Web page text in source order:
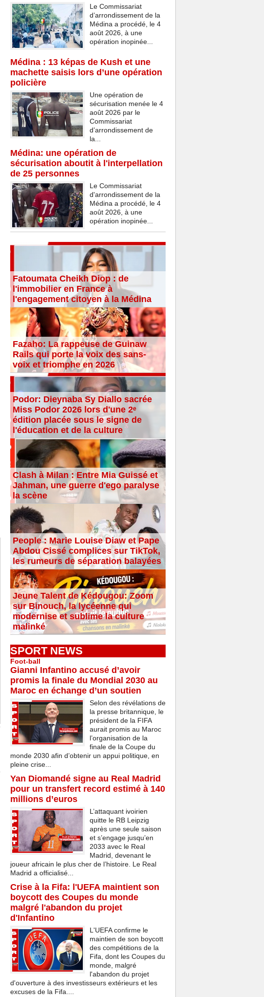
Le Commissariat
d’arrondissement de la
Médina a procédé, le 4
août 2026, à une
opération inopinée...
Médina : 13 képas de Kush et une
machette saisis lors d’une opération
policière
Une opération de
sécurisation menée le 4
août 2026 par le
Commissariat
d’arrondissement de
la...
Médina: une opération de
sécurisation aboutit à l'interpellation
de 25 personnes
Le Commissariat
d'arrondissement de la
Médina a procédé, le 4
août 2026, à une
opération inopinée...
Fatoumata Cheikh Diop : de
l'immobilier en France à
l'engagement citoyen à la Médina
Fazaho: La rappeuse de Guinaw
Rails qui porte la voix des sans-
voix et triomphe en 2026
Podor: Dieynaba Sy Diallo sacrée
Miss Podor 2026 lors d'une 2ᵉ
édition placée sous le signe de
l'éducation et de la culture
Clash à Milan : Entre Mia Guissé et
Jahman, une guerre d'ego paralyse
la scène
People : Marie Louise Diaw et Pape
Abdou Cissé complices sur TikTok,
les rumeurs de séparation balayées
Jeune Talent de Kédougou: Zoom
sur Binouch, la lycéenne qui
modernise et sublime la culture
malinké
SPORT NEWS
Foot-ball
Gianni Infantino accusé d’avoir
promis la finale du Mondial 2030 au
Maroc en échange d’un soutien
Selon des révélations de
la presse britannique, le
président de la FIFA
aurait promis au Maroc
l’organisation de la
finale de la Coupe du
monde 2030 afin d’obtenir un appui politique, en
pleine crise...
Yan Diomandé signe au Real Madrid
pour un transfert record estimé à 140
millions d’euros
L’attaquant ivoirien
quitte le RB Leipzig
après une seule saison
et s’engage jusqu’en
2033 avec le Real
Madrid, devenant le
joueur africain le plus cher de l’histoire. Le Real
Madrid a officialisé...
Crise à la Fifa: l'UEFA maintient son
boycott des Coupes du monde
malgré l'abandon du projet
d'Infantino
L'UEFA confirme le
maintien de son boycott
des compétitions de la
Fifa, dont les Coupes du
monde, malgré
l'abandon du projet
d'ouverture à des investisseurs extérieurs et les
excuses de la Fifa....